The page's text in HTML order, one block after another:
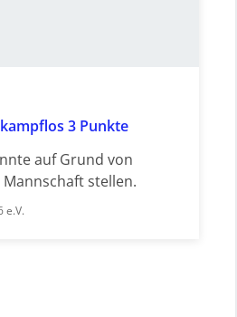
3 Punkte
auf Grund von
stellen.
e.V.